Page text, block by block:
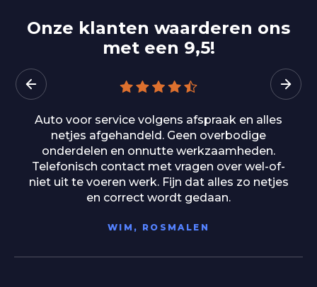
Onze klanten waarderen ons
met een 9,5!
Wat een geweldige ervaring bij Auto Bedrijf van
Herpen! Ik had een proefrit met een Kia XCeed
gepland, maar door de vakantieperiode waren
ze eigenlijk al gesloten. Toch werd hier totaal
geen probleem van gemaakt. Ze ontvingen me
hartelijk, namen alle tijd voor me en gaven
sfeer waardoor ik me meteen op mijn gemak
mijn auto. Vrijdag mag ik hem ophalen en ik